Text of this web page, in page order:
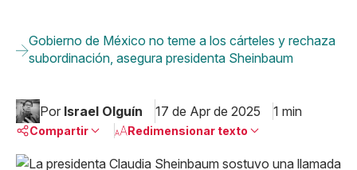
Gobierno de México no teme a los cárteles y rechaza
subordinación​, asegura presidenta Sheinbaum
Por Israel Olguín 17 de Apr de 2025 1 min
Compartir Redimensionar texto